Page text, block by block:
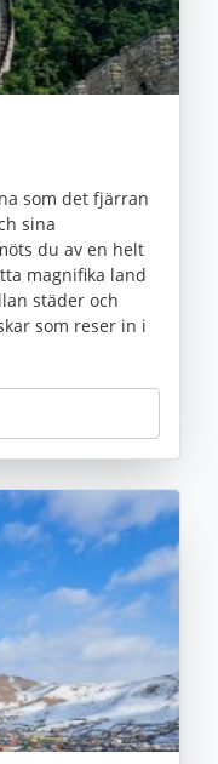
som det fjärran
sina
du av en helt
magnifika land
städer och
som reser in i